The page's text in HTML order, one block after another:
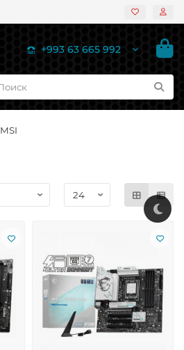
+993 63 665 992
MSI